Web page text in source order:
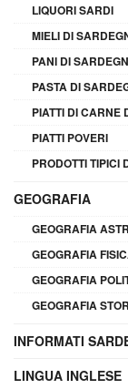
LIQUORI SARDI
MIELI DI
PANI DI
PASTA DI
PIATTI DI CARNE
PIATTI POVERI
PRODOTTI TIPICI
GEOGRAFIA
GEOGRAFIA
GEOGRAFIA
GEOGRAFIA
GEOGRAFIA
INFORMATI
LINGUA INGLESE